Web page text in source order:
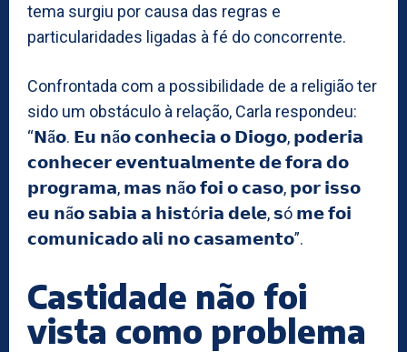
tema surgiu por causa das regras e
particularidades ligadas à fé do concorrente.
Confrontada com a possibilidade de a religião ter
sido um obstáculo à relação, Carla respondeu:
“𝗡ã𝗼. 𝗘𝘂 𝗻ã𝗼 𝗰𝗼𝗻𝗵𝗲𝗰𝗶𝗮 𝗼 𝗗𝗶𝗼𝗴𝗼, 𝗽𝗼𝗱𝗲𝗿𝗶𝗮
𝗰𝗼𝗻𝗵𝗲𝗰𝗲𝗿 𝗲𝘃𝗲𝗻𝘁𝘂𝗮𝗹𝗺𝗲𝗻𝘁𝗲 𝗱𝗲 𝗳𝗼𝗿𝗮 𝗱𝗼
𝗽𝗿𝗼𝗴𝗿𝗮𝗺𝗮, 𝗺𝗮𝘀 𝗻ã𝗼 𝗳𝗼𝗶 𝗼 𝗰𝗮𝘀𝗼, 𝗽𝗼𝗿 𝗶𝘀𝘀𝗼
𝗲𝘂 𝗻ã𝗼 𝘀𝗮𝗯𝗶𝗮 𝗮 𝗵𝗶𝘀𝘁ó𝗿𝗶𝗮 𝗱𝗲𝗹𝗲, 𝘀ó 𝗺𝗲 𝗳𝗼𝗶
𝗰𝗼𝗺𝘂𝗻𝗶𝗰𝗮𝗱𝗼 𝗮𝗹𝗶 𝗻𝗼 𝗰𝗮𝘀𝗮𝗺𝗲𝗻𝘁𝗼”.
Castidade não foi
vista como problema